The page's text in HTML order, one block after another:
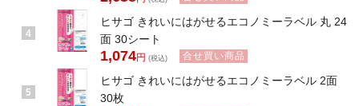
4
ヒサゴ きれいにはがせるエコノミーラベル 丸 24
面 30シート
1,074円 (税込) 合せ買い商品
5
ヒサゴ きれいにはがせるエコノミーラベル 2面
30枚